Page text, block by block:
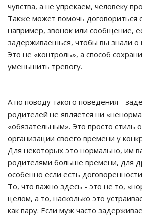
чувства, а не упрекаем, человеку
Также может помочь договориться
например, звонок или сообщение,
задерживаешься, чтобы вы знали о
Это не «контроль», а способ
уменьшить тревогу.
А по поводу такого поведения -
родителей не является ни
«обязательным». Это просто стиль
организации своего времени у
Для некоторых это нормально, им
родителями больше времени, для
особенно если есть
То, что важно здесь - это не то,
целом, а то, насколько это
как пару. Если муж часто